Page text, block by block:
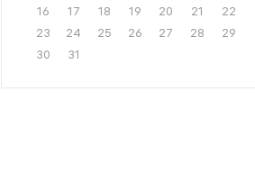
16
17 18 19 20 21
22
23
24 25 26 27 28
29
30
31